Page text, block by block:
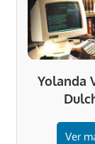
Yolanda
Ver